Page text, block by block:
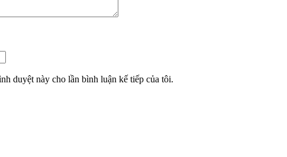
duyệt này cho lần bình luận kế tiếp của tôi.